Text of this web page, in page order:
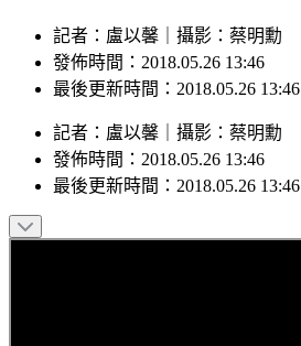
記者：盧以馨｜攝影：蔡明勳
發佈時間：2018.05.26 13:46
最後更新時間：2018.05.26 13:46
記者 ： 盧以馨 攝影 ： 蔡明勳
發佈時間： 2018.05.26 13:46
最後更新時間： 2018.05.26 13:46